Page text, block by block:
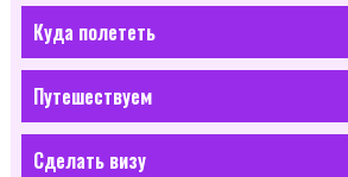
Куда полететь
Путешествуем
Сделать визу